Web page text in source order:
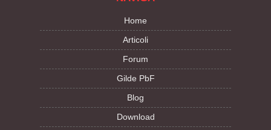
Home
Articoli
Forum
Gilde PbF
Blog
Download